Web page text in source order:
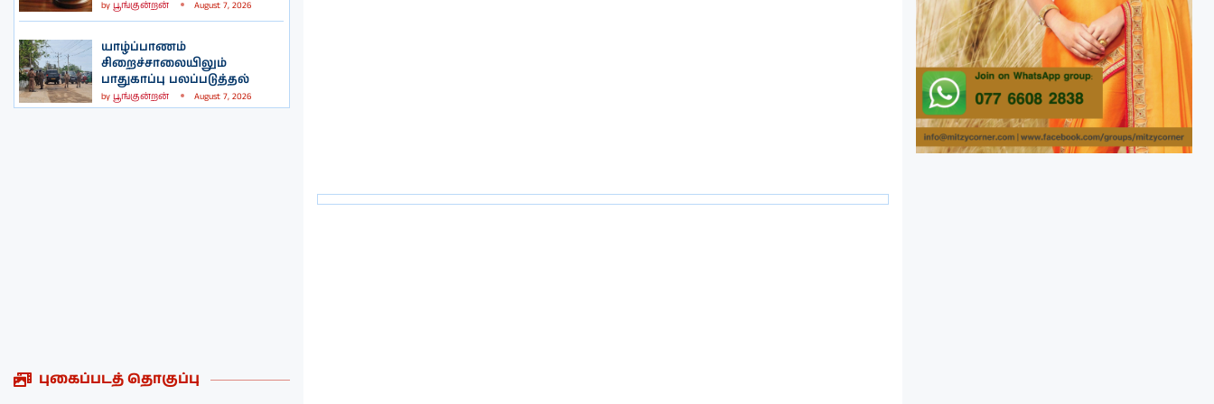
by பூங்குன்றன் August 7, 2026
யாழ்ப்பாணம்
சிறைச்சாலையிலும்
பாதுகாப்பு பலப்படுத்தல்
by பூங்குன்றன் August 7, 2026
புகைப்படத் தொகுப்பு